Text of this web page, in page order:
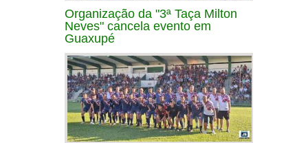
Organização da "3ª Taça Milton
Neves" cancela evento em
Guaxupé